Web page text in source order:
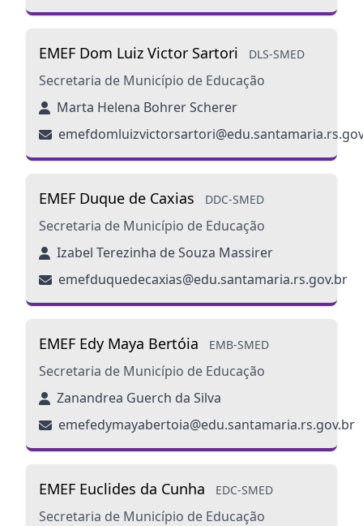
EMEF Dom Luiz Victor Sartori DLS-SMED
Secretaria de Município de Educação
Marta Helena Bohrer Scherer
EMEF Duque de Caxias DDC-SMED
Secretaria de Município de Educação
Izabel Terezinha de Souza Massirer
emefduquedecaxias@edu.santamaria.rs.gov.br
EMEF Edy Maya Bertóia EMB-SMED
Secretaria de Município de Educação
Zanandrea Guerch da Silva
emefedymayabertoia@edu.santamaria.rs.gov.br
EMEF Euclides da Cunha EDC-SMED
Secretaria de Município de Educação